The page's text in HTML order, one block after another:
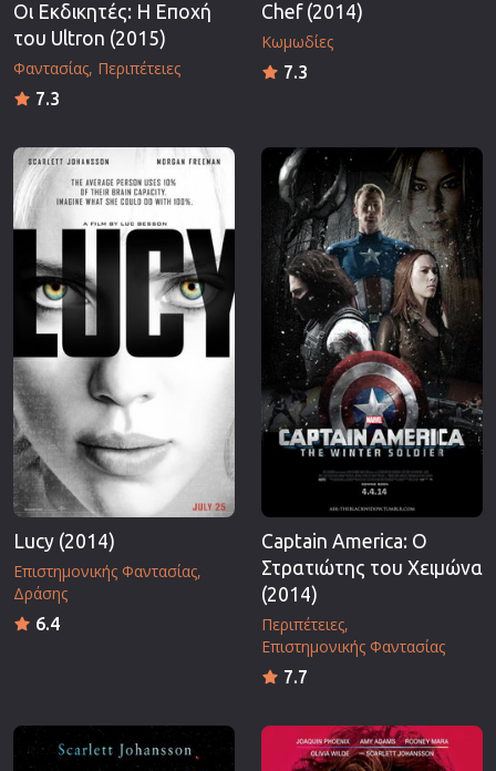
Οι Εκδικητές: Η Εποχή
του Ultron (2015)
Φαντασίας Περιπέτειες
7.3
Chef (2014)
Κωμωδίες
7.3
Lucy (2014)
Επιστημονικής Φαντασίας
Δράσης
6.4
Captain America: Ο
Στρατιώτης του Χειμώνα
(2014)
Περιπέτειες
Επιστημονικής Φαντασίας
7.7